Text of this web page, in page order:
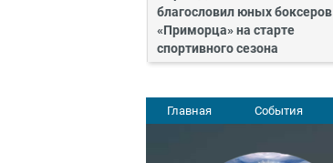
благословил юных боксеров
«Приморца» на старте
спортивного сезона
Главная События